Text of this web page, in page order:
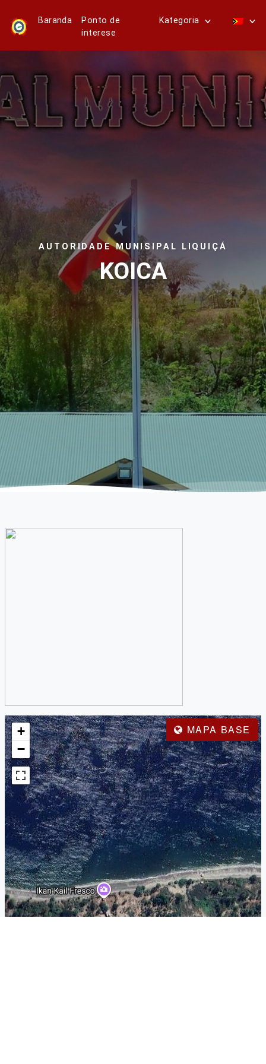
Baranda
Ponto de
interese
Kategoria
AUTORIDADE MUNISIPAL LIQUIÇÁ
KOICA
MAPA BASE
+
−